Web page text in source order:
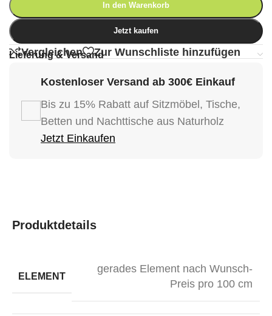
In den Warenkorb
Jetzt kaufen
Vergleichen Zur Wunschliste hinzufügen
Lieferung & Versand
Kostenloser Versand ab 300€ Einkauf
Bis zu 15% Rabatt auf Sitzmöbel, Tische,
Betten und Nachttische aus Naturholz
Jetzt Einkaufen
Produktdetails
ELEMENT
gerades Element nach Wunsch-
Preis pro 100 cm